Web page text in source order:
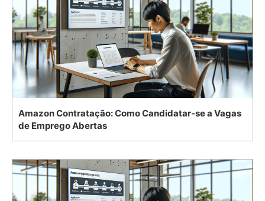
Amazon Contratação: Como Candidatar-se a Vagas
de Emprego Abertas